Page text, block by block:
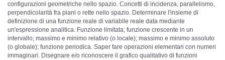
configurazioni geometriche nello spazio. Concetti di incidenza, parallelismo,
perpendicolarità fra piani o rette nello spazio. Determinare l'insieme di
definizione di una funzione reale di variabile reale data mediante
un'espressione analitica. Funzione limitata; funzione crescente in un
intervallo; massimo e minimo relativo (o locale); massimo e minimo assoluto
(o globale); funzione periodica. Saper fare operazioni elementari con numeri
immaginari. Disegnare e/o riconoscere il grafico qualitativo di funzioni